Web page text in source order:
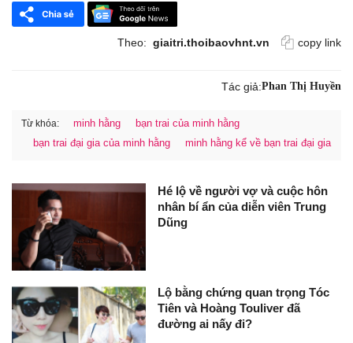
Theo: giaitri.thoibaovhnt.vn copy link
Tác giả:Phan Thị Huyền
Từ khóa: minh hằng
bạn trai của minh hằng
bạn trai đại gia của minh hằng
minh hằng kể về bạn trai đại gia
Hé lộ về người vợ và cuộc hôn
nhân bí ẩn của diễn viên Trung
Dũng
Lộ bằng chứng quan trọng Tóc
Tiên và Hoàng Touliver đã
đường ai nấy đi?